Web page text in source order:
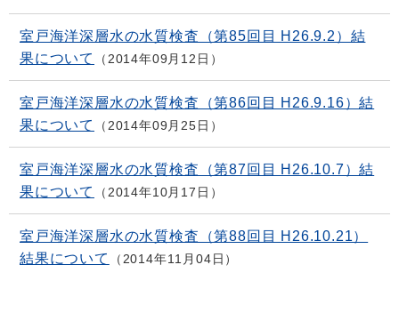
室戸海洋深層水の水質検査（第85回目 H26.9.2）結
果について
2014年09月12日
室戸海洋深層水の水質検査（第86回目 H26.9.16）結
果について
2014年09月25日
室戸海洋深層水の水質検査（第87回目 H26.10.7）結
果について
2014年10月17日
室戸海洋深層水の水質検査（第88回目 H26.10.21）
結果について
2014年11月04日